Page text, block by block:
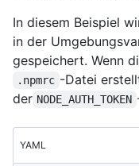
In diesem Beispiel
in der
gespeichert. Wenn
.npmrc -Datei
der NODE_AUTH_TOKEN
YAML